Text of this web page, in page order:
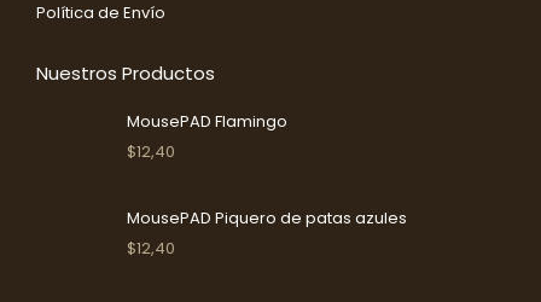
Política de Envío
Nuestros Productos
MousePAD Flamingo
$12,40
MousePAD Piquero de patas azules
$12,40